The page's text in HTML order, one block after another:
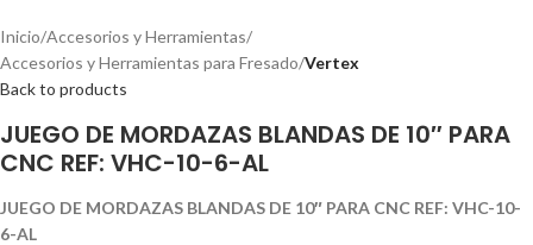
Inicio Accesorios y Herramientas
Accesorios y Herramientas para Fresado Vertex
Back to products
JUEGO DE MORDAZAS BLANDAS DE 10″ PARA
CNC REF: VHC-10-6-AL
JUEGO DE MORDAZAS BLANDAS DE 10″ PARA CNC REF: VHC-10-
6-AL